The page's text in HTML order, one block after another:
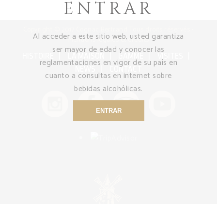
Mentions légales et crédits
LA MAISON GAMME
CONTACT
ENTRAR
Al acceder a este sitio web, usted garantiza
ser mayor de edad y conocer las
reglamentaciones en vigor de su país en
cuanto a consultas en internet sobre
bebidas alcohólicas.
ENTRAR